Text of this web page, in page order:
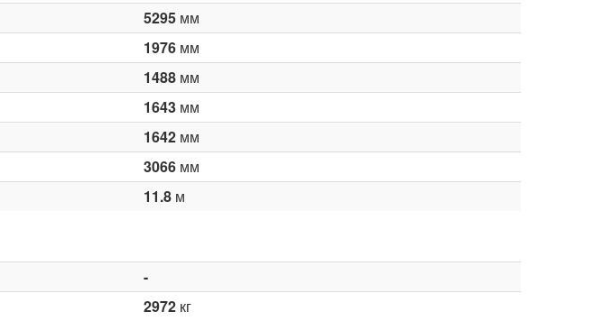
5295мм
1976мм
1488мм
1643мм
1642мм
3066мм
11.8м
-
2972кг